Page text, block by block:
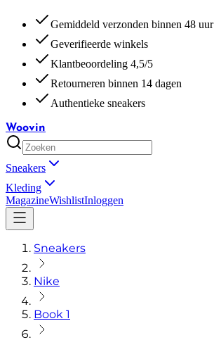
Gemiddeld verzonden binnen 48 uur
Geverifieerde winkels
Klantbeoordeling 4,5/5
Retourneren binnen 14 dagen
Authentieke sneakers
Woovin
Sneakers
Kleding
MagazineWishlistInloggen
Sneakers
Nike
Book 1